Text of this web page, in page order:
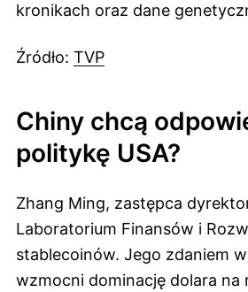
kronikach oraz dane
Źródło: TVP
Chiny chcą
politykę USA?
Zhang Ming, zastępca
Laboratorium Finansów i
stablecoinów. Jego zdaniem
wzmocni dominację dolara na